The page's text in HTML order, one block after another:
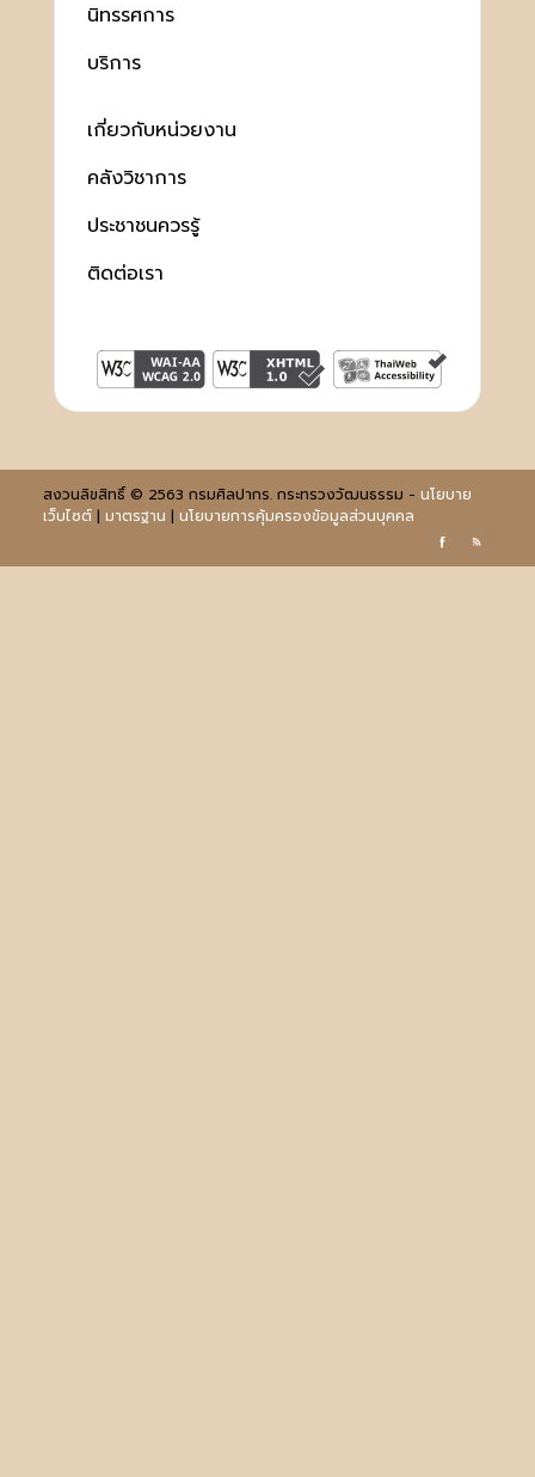
นิทรรศการ
บริการ
เกี่ยวกับหน่วยงาน
คลังวิชาการ
ประชาชนควรรู้
ติดต่อเรา
สงวนลิขสิทธิ์ © 2563 กรมศิลปากร. กระทรวงวัฒนธรรม - นโยบาย
เว็บไซต์| มาตรฐาน | นโยบายการคุ้มครองข้อมูลส่วนบุคคล